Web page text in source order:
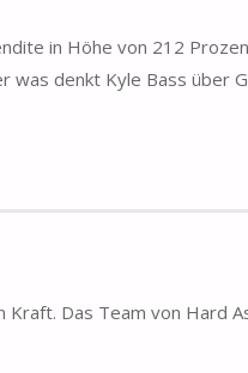
in Höhe von 212
was denkt Kyle Bass über
Das Team von Hard